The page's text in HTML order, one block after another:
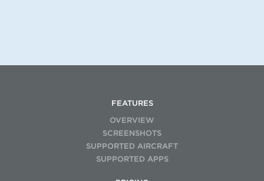
FEATURES
OVERVIEW
SCREENSHOTS
SUPPORTED AIRCRAFT
SUPPORTED APPS